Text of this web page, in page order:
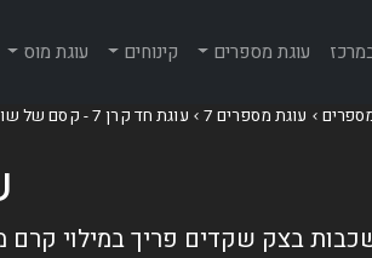
עוגת מספרים קינוחים עוגת מוס
עוגת מספרים 7 עוגת חד קרן 7 - קסם של שוקולדים
בצק שקדים פריך במילוי קרם